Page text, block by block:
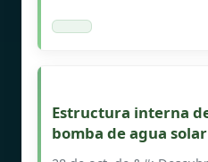
Estructura interna
bomba de agua solar